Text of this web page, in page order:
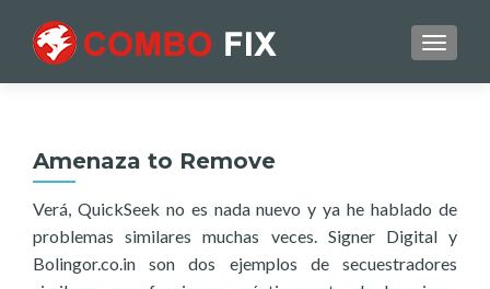
Amenaza to Remove
Verá, QuickSeek no es nada nuevo y ya he hablado de
problemas similares muchas veces. Signer Digital y
Bolingor.co.in son dos ejemplos de secuestradores